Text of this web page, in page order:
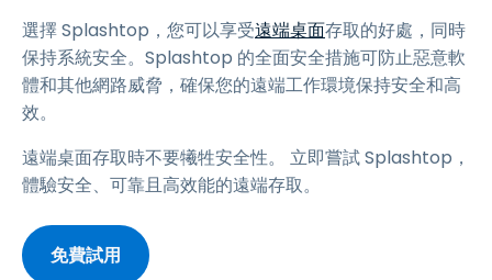
選擇 Splashtop，您可以享受遠端桌面存取的好處，同時
保持系統安全。Splashtop 的全面安全措施可防止惡意軟
體和其他網路威脅，確保您的遠端工作環境保持安全和高
效。
遠端桌面存取時不要犧牲安全性。 立即嘗試 Splashtop，
體驗安全、可靠且高效能的遠端存取。
免費試用